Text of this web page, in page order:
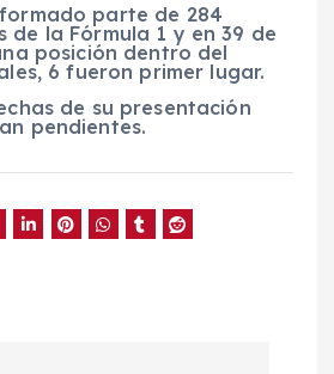
parte de 284
de la Fórmula 1 y en 39 de
posición dentro del
6 fueron primer lugar.
de su presentación
pendientes.